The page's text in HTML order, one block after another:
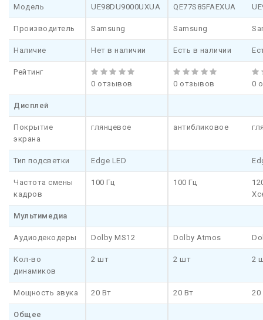
Модель UE98DU9000UXUA QE77S85FAEXUA
Производитель Samsung Samsung
Наличие Нет в наличии Есть в наличии
Рейтинг
0 отзывов
0 отзывов 0
Дисплей
Покрытие
экрана
глянцевое антибликовое
Тип подсветки Edge LED
Частота смены
кадров
100 Гц 100 Гц
Мультимедиа
Аудиодекодеры Dolby MS12 Dolby Atmos
Кол-во
динамиков
2 шт 2 шт 2
Мощность звука 20 Вт 20 Вт 20
Общее